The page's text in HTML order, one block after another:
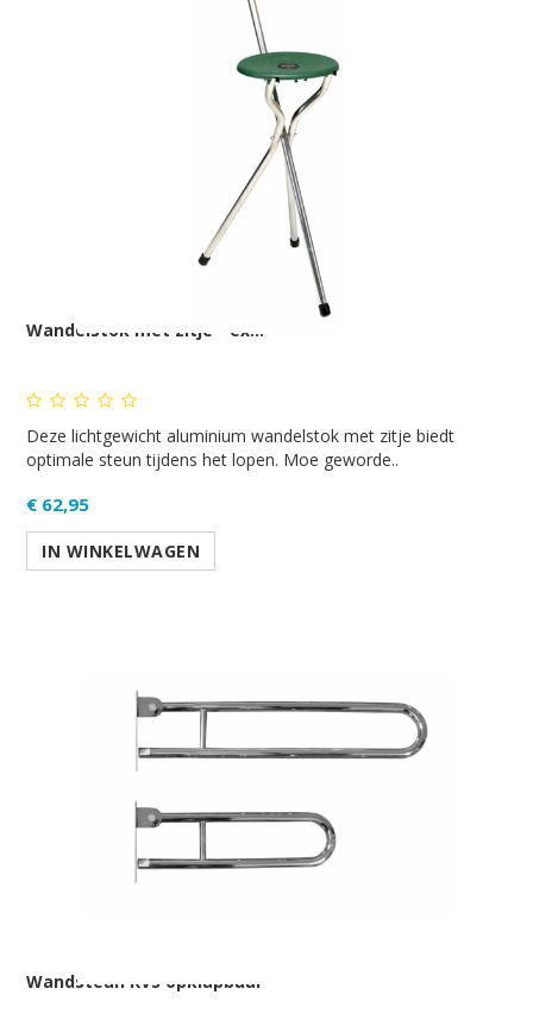
Wandelstok met zitje - ex...
Deze lichtgewicht aluminium wandelstok met zitje biedt
optimale steun tijdens het lopen. Moe geworde..
€ 62,95
IN WINKELWAGEN
Wandsteun RVS opklapbaar